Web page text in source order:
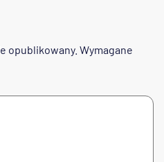
opublikowany. Wymagane